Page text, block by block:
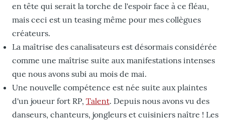
en tête qui serait la torche de l'espoir face à ce fléau,
mais ceci est un teasing même pour mes collègues
créateurs.
La maîtrise des canalisateurs est désormais considérée
comme une maîtrise suite aux manifestations intenses
que nous avons subi au mois de mai.
Une nouvelle compétence est née suite aux plaintes
d'un joueur fort RP, Talent. Depuis nous avons vu des
danseurs, chanteurs, jongleurs et cuisiniers naître ! Les